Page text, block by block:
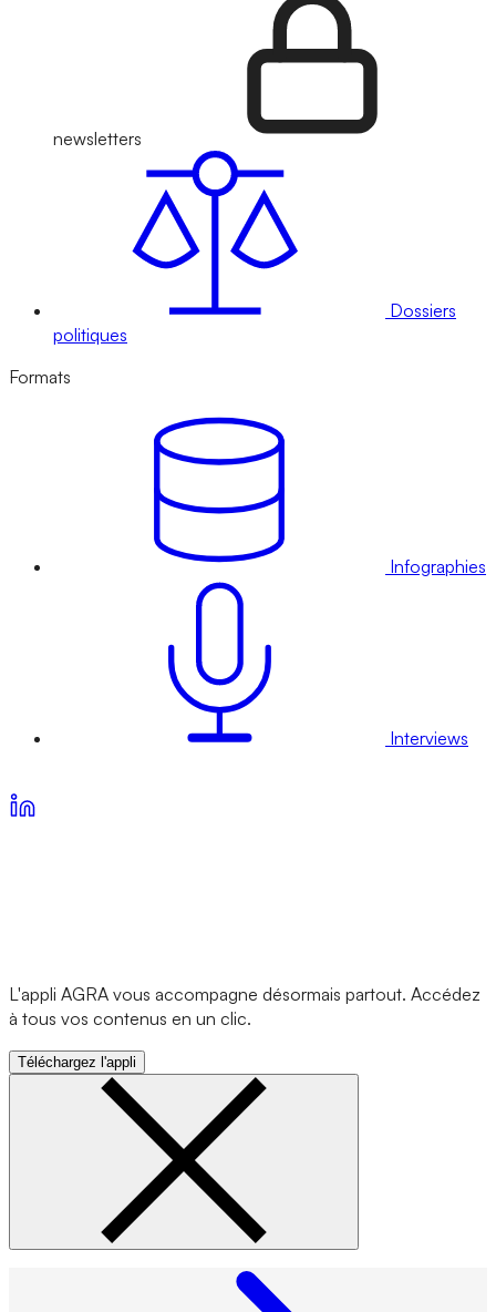
newsletters
Dossiers
politiques
Formats
Infographies
Interviews
L'appli AGRA vous accompagne désormais partout. Accédez
à tous vos contenus en un clic.
Téléchargez l'appli